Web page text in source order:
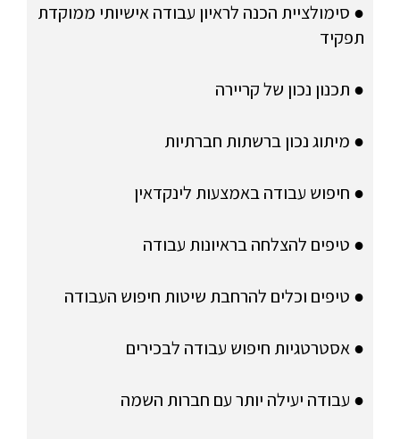
● סימולציית הכנה לראיון עבודה אישיותי ממוקדת
תפקיד
● תכנון נכון של קריירה
● מיתוג נכון ברשתות חברתיות
● חיפוש עבודה באמצעות לינקדאין
● טיפים להצלחה בראיונות עבודה
● טיפים וכלים להרחבת שיטות חיפוש העבודה
● אסטרטגיות חיפוש עבודה לבכירים
● עבודה יעילה יותר עם חברות השמה